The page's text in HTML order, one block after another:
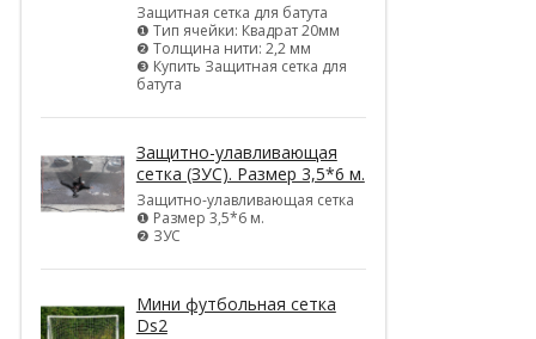
Защитная сетка для батута
❶ Тип ячейки: Квадрат 20мм
❷ Толщина нити: 2,2 мм
❸ Купить Защитная сетка для
батута
Защитно-улавливающая
сетка (ЗУС). Размер 3,5*6 м.
Защитно-улавливающая сетка
❶ Размер 3,5*6 м.
❷ ЗУС
Мини футбольная сетка
Ds2